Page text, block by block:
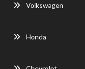
Volkswagen
Honda